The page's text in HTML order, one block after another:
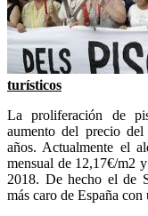
turísticos
La proliferación de
aumento del precio
años. Actualmente el
mensual de 12,17€/m2
2018. De hecho el de
más caro de España